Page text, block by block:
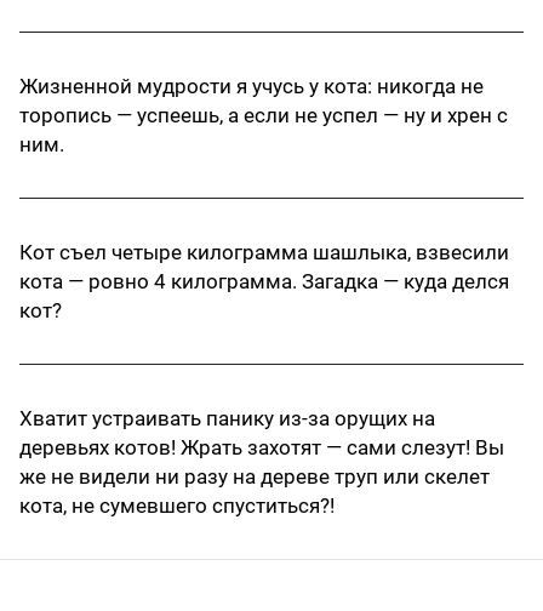
Жизненной мудрости я учусь у кота: никогда не
торопись — успеешь, а если не успел — ну и хрен с
ним.
Кот съел четыре килограмма шашлыка, взвесили
кота — ровно 4 килограмма. Загадка — куда делся
кот?
Хватит устраивать панику из-за орущих на
деревьях котов! Жрать захотят — сами слезут! Вы
же не видели ни разу на дереве труп или скелет
кота, не сумевшего спуститься?!